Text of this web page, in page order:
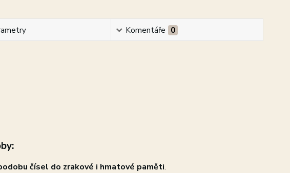
Komentáře 0
čísel do zrakové i hmatové paměti.